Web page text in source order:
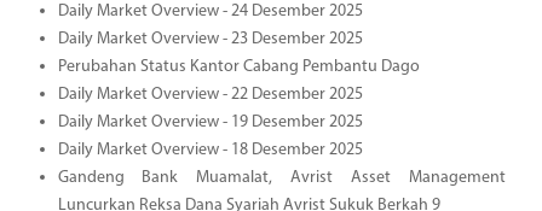
Daily Market Overview - 24 Desember 2025
Daily Market Overview - 23 Desember 2025
Perubahan Status Kantor Cabang Pembantu Dago
Daily Market Overview - 22 Desember 2025
Daily Market Overview - 19 Desember 2025
Daily Market Overview - 18 Desember 2025
Gandeng Bank Muamalat, Avrist Asset Management
Luncurkan Reksa Dana Syariah Avrist Sukuk Berkah 9